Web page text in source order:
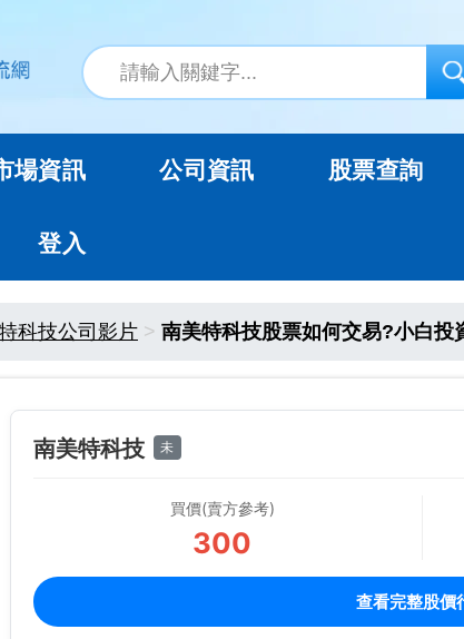
場資訊 公司資訊 股票查詢
登入
科技公司影片 南美特科技股票如何交易?小白投
南美特科技 未
買價(賣方參考)
300
查看完整股價